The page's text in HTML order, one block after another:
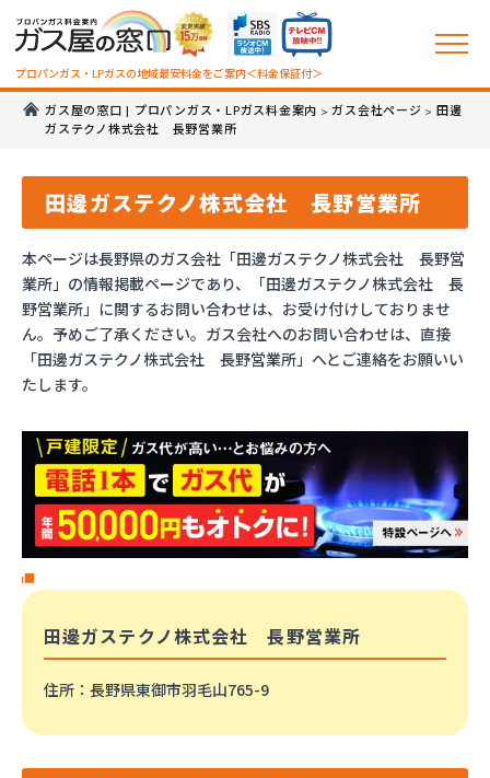
プロパンガス・LPガスの地域最安料金をご案内＜料金保証付＞
ガス屋の窓口 | プロパンガス・LPガス料金案内 >ガス会社ページ > 田邊
ガステクノ株式会社 長野営業所
田邊ガステクノ株式会社 長野営業所
本ページは長野県のガス会社「田邊ガステクノ株式会社 長野営
業所」の情報掲載ページであり、「田邊ガステクノ株式会社 長
野営業所」に関するお問い合わせは、お受け付けしておりませ
ん。予めご了承ください。ガス会社へのお問い合わせは、直接
「田邊ガステクノ株式会社 長野営業所」へとご連絡をお願いい
たします。
田邊ガステクノ株式会社 長野営業所
住所 ：長野県東御市羽毛山765-9